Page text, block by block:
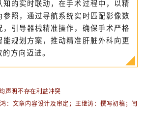
手术路径、评估切除范围，实现术前
准化制定，大幅降低手术风险。三是
知的实时联动，在手术过程中，以精
参照，通过导航系统实时匹配影像数
引导器械精准操作，确保手术严格
能规划方案，推动精准肝脏外科向更